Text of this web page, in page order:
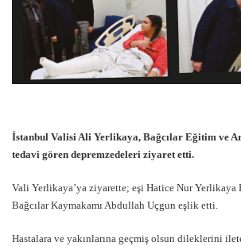
İstanbul Valisi Ali Yerlikaya, Bağcılar Eğitim ve
tedavi gören depremzedeleri ziyaret etti.
Vali Yerlikaya’ya ziyarette; eşi Hatice Nur Yerlikaya
Bağcılar Kaymakamı Abdullah Uçgun eşlik etti.
Hastalara ve yakınlarına geçmiş olsun dileklerini